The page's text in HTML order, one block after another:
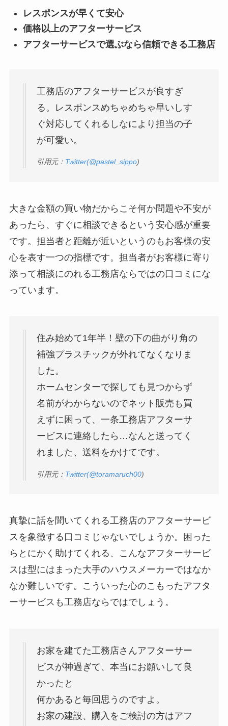
レスポンスが早くて安心
価格以上のアフターサービス
アフターサービスで選ぶなら信頼できる工務店
工務店のアフターサービスが良すぎ
る。レスポンスめちゃめちゃ早いしす
ぐ対応してくれるしなにより担当の子
が可愛い。
引用元： Twitter(@pastel_sippo)
大きな金額の買い物だからこそ何か問題や不安が
あったら、すぐに相談できるという安心感が重要
です。担当者と距離が近いというのもお客様の安
心を表す一つの指標です。担当者がお客様に寄り
添って相談にのれる工務店ならではの口コミにな
っています。
住み始めて1年半！壁の下の曲がり角の
補強プラスチックが外れてなくなりま
した。
ホームセンターで探しても見つからず
名前がわからないのでネット販売も買
えずに困って、一条工務店アフターサ
ービスに連絡したら…なんと送ってく
れました、送料をかけてです。
引用元： Twitter(@toramaruch00)
真摯に話を聞いてくれる工務店のアフターサービ
スを象徴する口コミじゃないでしょうか。困った
らとにかく助けてくれる、こんなアフターサービ
スは型にはまった大手のハウスメーカーではなか
なか難しいです。こういった心のこもったアフタ
ーサービスも工務店ならではでしょう。
お家を建てた工務店さんアフターサー
ビスが神過ぎて、本当にお願いして良
かったと
何かあると毎回思うのですよ。
お家の建設、購入をご検討の方はアフ